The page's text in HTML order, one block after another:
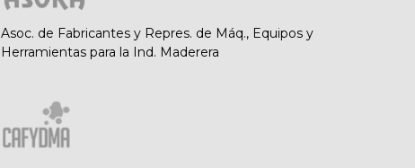
Asoc. de Fabricantes y Repres. de Máq., Equipos y
Herramientas para la Ind. Maderera